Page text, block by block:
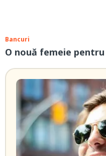
Bancuri
O nouă femeie